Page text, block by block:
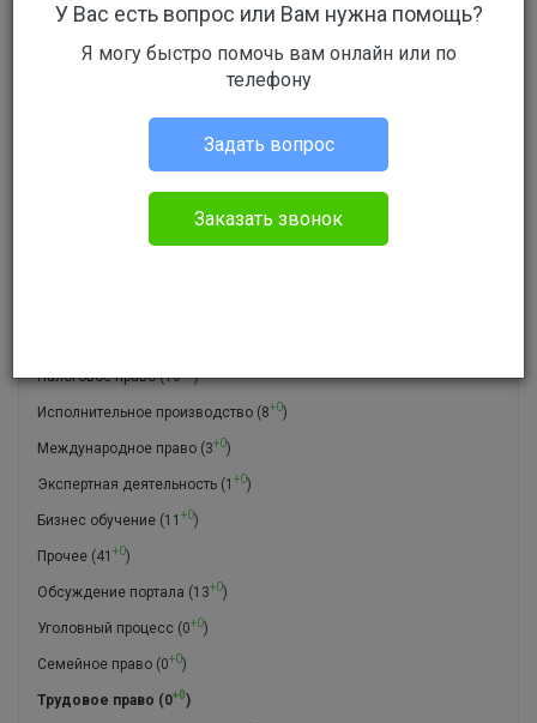
Добавить публикацию
Все категории:
Без указания категории(1032+0)
+0
Налоговое право(10 )
Исполнительное производство (8+0)
Международное право (3+0)
Экспертная деятельность (1 +0)
Бизнес обучение (11 +0)
Прочее (41 +0)
Обсуждение портала (13+0)
Уголовный процесс (0+0)
Семейное право (0+0)
Трудовое право (0+0)
У Вас есть вопрос или Вам нужна помощь?
Я могу быстро помочь вам онлайн или по
телефону
Задать вопрос
Заказать звонок